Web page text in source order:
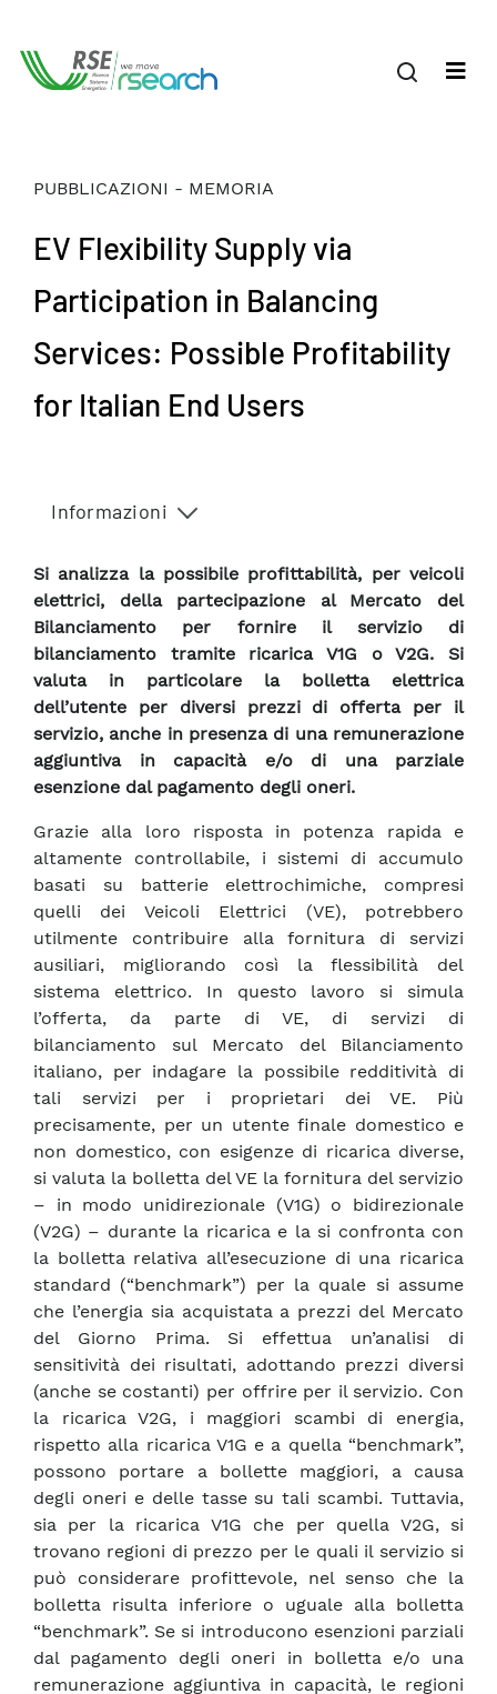
PUBBLICAZIONI - MEMORIA
EV Flexibility Supply via
Participation in Balancing
Services: Possible Profitability
for Italian End Users
Informazioni
Si analizza la possibile profittabilità, per veicoli
elettrici, della partecipazione al Mercato del
Bilanciamento per fornire il servizio di
bilanciamento tramite ricarica V1G o V2G. Si
valuta in particolare la bolletta elettrica
dell’utente per diversi prezzi di offerta per il
servizio, anche in presenza di una remunerazione
aggiuntiva in capacità e/o di una parziale
esenzione dal pagamento degli oneri.
Grazie alla loro risposta in potenza rapida e
altamente controllabile, i sistemi di accumulo
basati su batterie elettrochimiche, compresi
quelli dei Veicoli Elettrici (VE), potrebbero
utilmente contribuire alla fornitura di servizi
ausiliari, migliorando così la flessibilità del
sistema elettrico. In questo lavoro si simula
l’offerta, da parte di VE, di servizi di
bilanciamento sul Mercato del Bilanciamento
italiano, per indagare la possibile redditività di
tali servizi per i proprietari dei VE. Più
precisamente, per un utente finale domestico e
non domestico, con esigenze di ricarica diverse,
si valuta la bolletta del VE la fornitura del servizio
– in modo unidirezionale (V1G) o bidirezionale
(V2G) – durante la ricarica e la si confronta con
la bolletta relativa all’esecuzione di una ricarica
standard (“benchmark”) per la quale si assume
che l’energia sia acquistata a prezzi del Mercato
del Giorno Prima. Si effettua un’analisi di
sensitività dei risultati, adottando prezzi diversi
(anche se costanti) per offrire per il servizio. Con
la ricarica V2G, i maggiori scambi di energia,
rispetto alla ricarica V1G e a quella “benchmark”,
possono portare a bollette maggiori, a causa
degli oneri e delle tasse su tali scambi. Tuttavia,
sia per la ricarica V1G che per quella V2G, si
trovano regioni di prezzo per le quali il servizio si
può considerare profittevole, nel senso che la
bolletta risulta inferiore o uguale alla bolletta
“benchmark”. Se si introducono esenzioni parziali
dal pagamento degli oneri in bolletta e/o una
remunerazione aggiuntiva in capacità, le regioni